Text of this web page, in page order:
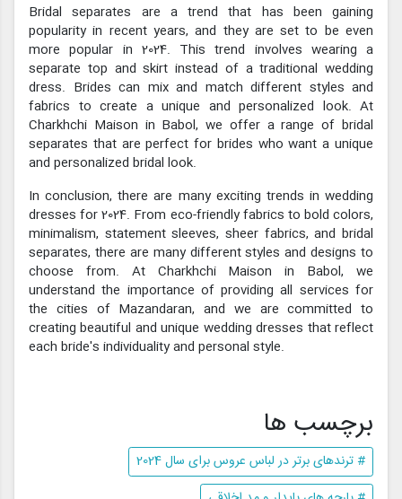
Bridal separates are a trend that has been gaining
popularity in recent years, and they are set to be even
more popular in 2024. This trend involves wearing a
separate top and skirt instead of a traditional wedding
dress. Brides can mix and match different styles and
fabrics to create a unique and personalized look. At
Charkhchi Maison in Babol, we offer a range of bridal
separates that are perfect for brides who want a unique
and personalized bridal look.
In conclusion, there are many exciting trends in wedding
dresses for 2024. From eco-friendly fabrics to bold colors,
minimalism, statement sleeves, sheer fabrics, and bridal
separates, there are many different styles and designs to
choose from. At Charkhchi Maison in Babol, we
understand the importance of providing all services for
the cities of Mazandaran, and we are committed to
creating beautiful and unique wedding dresses that reflect
each bride's individuality and personal style.
برچسب ها
# ترندهای برتر در لباس عروس برای سال 2024